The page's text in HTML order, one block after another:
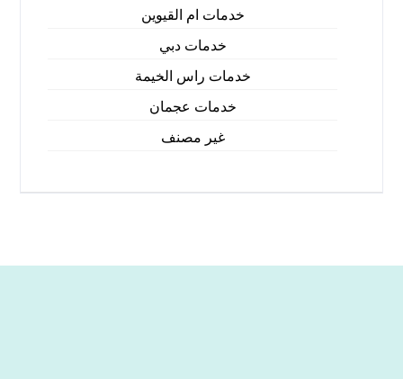
خدمات ام القيوين
خدمات دبي
خدمات راس الخيمة
خدمات عجمان
غير مصنف